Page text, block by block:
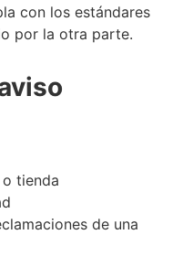
con los estándares
por la otra parte.
tienda
de una